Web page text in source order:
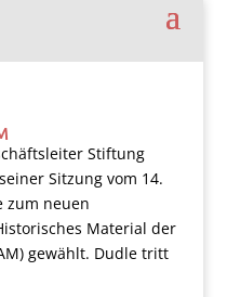
Stiftung
Sitzung vom 14.
zum neuen
Material der
gewählt. Dudle tritt